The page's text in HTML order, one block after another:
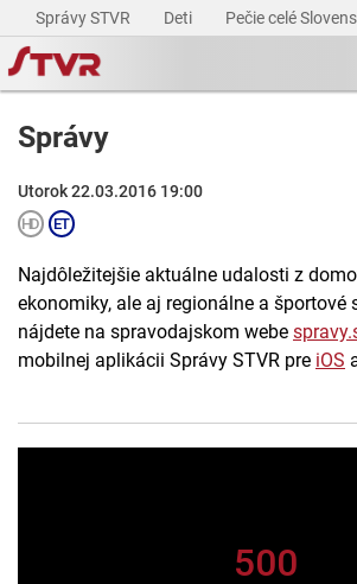
Správy STVR Deti Pečie celé
Správy
Utorok 22.03.2016 19:00
Najdôležitejšie aktuálne udalosti z
ekonomiky, ale aj regionálne a športové
nájdete na spravodajskom webe
mobilnej aplikácii Správy STVR pre iOS